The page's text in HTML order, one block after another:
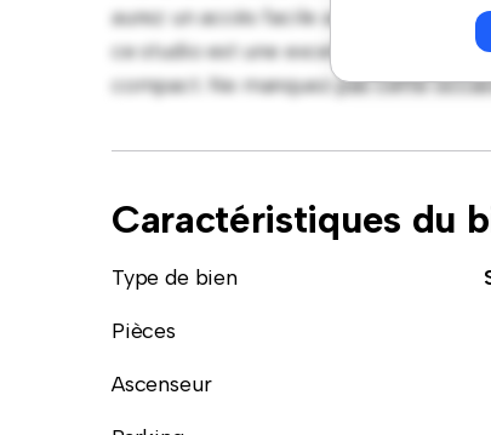
aurez un accès facile aux
ce studio est une excellente option
compact. Ne manquez pas cette
Caractéristiques du
Type de bien
Pièces
Ascenseur